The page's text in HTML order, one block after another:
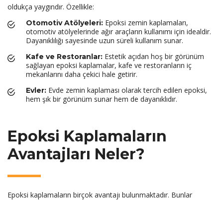
oldukça yaygındır. Özellikle:
Otomotiv Atölyeleri: Epoksi zemin kaplamaları,
otomotiv atölyelerinde ağır araçların kullanımı için idealdir.
Dayanıklılığı sayesinde uzun süreli kullanım sunar.
Kafe ve Restoranlar: Estetik açıdan hoş bir görünüm
sağlayan epoksi kaplamalar, kafe ve restoranların iç
mekanlarını daha çekici hale getirir.
Evler: Evde zemin kaplaması olarak tercih edilen epoksi,
hem şık bir görünüm sunar hem de dayanıklıdır.
Epoksi Kaplamaların
Avantajları Neler?
Epoksi kaplamaların birçok avantajı bulunmaktadır. Bunlar